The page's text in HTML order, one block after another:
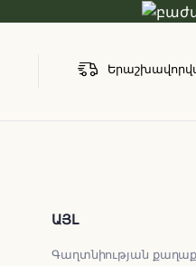
ԱՅԼ
Գաղտնիության